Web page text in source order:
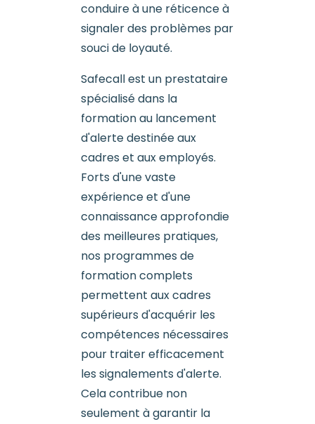
conduire à une réticence à
signaler des problèmes par
souci de loyauté.
Safecall est un prestataire
spécialisé dans la
formation au lancement
d'alerte destinée aux
cadres et aux employés.
Forts d'une vaste
expérience et d'une
connaissance approfondie
des meilleures pratiques,
nos programmes de
formation complets
permettent aux cadres
supérieurs d'acquérir les
compétences nécessaires
pour traiter efficacement
les signalements d'alerte.
Cela contribue non
seulement à garantir la